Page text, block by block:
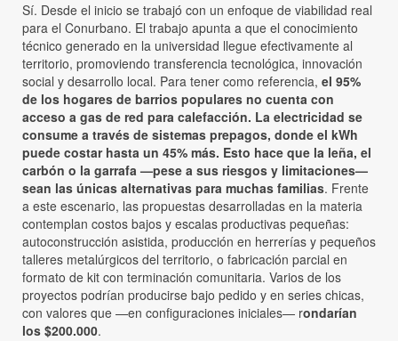
Sí. Desde el inicio se trabajó con un enfoque de viabilidad real
para el Conurbano. El trabajo apunta a que el conocimiento
técnico generado en la universidad llegue efectivamente al
territorio, promoviendo transferencia tecnológica, innovación
social y desarrollo local. Para tener como referencia, el 95%
de los hogares de barrios populares no cuenta con
acceso a gas de red para calefacción. La electricidad se
consume a través de sistemas prepagos, donde el kWh
puede costar hasta un 45% más. Esto hace que la leña, el
carbón o la garrafa —pese a sus riesgos y limitaciones—
sean las únicas alternativas para muchas familias. Frente
a este escenario, las propuestas desarrolladas en la materia
contemplan costos bajos y escalas productivas pequeñas:
autoconstrucción asistida, producción en herrerías y pequeños
talleres metalúrgicos del territorio, o fabricación parcial en
formato de kit con terminación comunitaria. Varios de los
proyectos podrían producirse bajo pedido y en series chicas,
con valores que —en configuraciones iniciales— rondarían
los $200.000.